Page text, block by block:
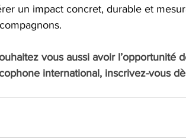
un impact concret, durable et
vous aussi avoir l’opportunité
international, inscrivez-vous